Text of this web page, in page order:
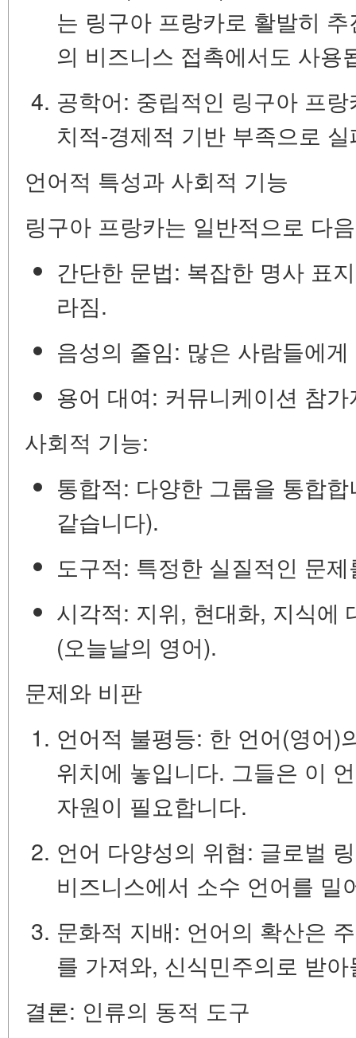
는 링구아 프랑카로 활발히
의 비즈니스 접촉에서도 사용
공학어: 중립적인 링구아 프
치적-경제적 기반 부족으로
언어적 특성과 사회적 기능
링구아 프랑카는 일반적으로 다
간단한 문법: 복잡한 명사 표
라짐.
음성의 줄임: 많은 사람들에
용어 대여: 커뮤니케이션 참
사회적 기능:
통합적: 다양한 그룹을 통합
같습니다).
도구적: 특정한 실질적인 문
시각적: 지위, 현대화, 지식에
(오늘날의 영어).
문제와 비판
언어적 불평등: 한 언어(영어)
위치에 놓입니다. 그들은 이
자원이 필요합니다.
언어 다양성의 위협: 글로벌
비즈니스에서 소수 언어를 밀
문화적 지배: 언어의 확산은
를 가져와, 신식민주의로 받
결론: 인류의 동적 도구